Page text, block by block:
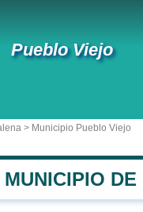
Pueblo Viejo
> Municipio Pueblo Viejo
MUNICIPIO